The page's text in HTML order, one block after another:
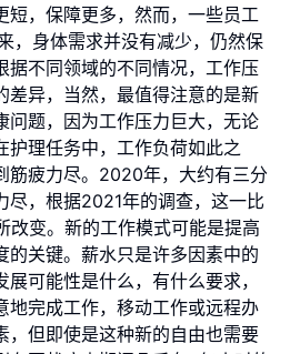
短，保障更多，然而，一些员工
，身体需求并没有减少，仍然保
据不同领域的不同情况，工作压
差异，当然，最值得注意的是新
问题，因为工作压力巨大，无论
护理任务中，工作负荷如此之
筋疲力尽。2020年，大约有三分
尽，根据2021年的调查，这一比
改变。新的工作模式可能是提高
的关键。薪水只是许多因素中的
可能性是什么，有什么要求，
地完成工作，移动工作或远程办
，但即使是这种新的自由也需要